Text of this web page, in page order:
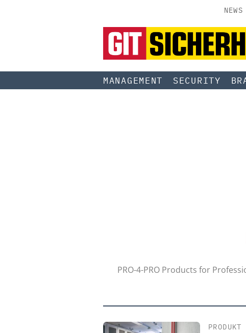
NEWS
MANAGEMENT SECURITY
PRO-4-PRO Products for
PRODUKT